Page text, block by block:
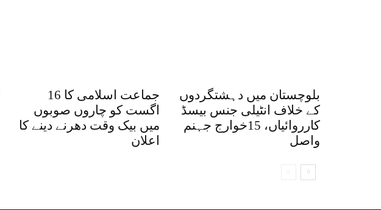
جماعت اسلامی کا 16
اگست کو چاروں صوبوں
میں بیک وقت دھرنے دینے کا
اعلان
بلوچستان میں دہشتگردوں
کے خلاف انٹیلی جنس بیسڈ
کارروائیاں، 15خوارج جہنم
واصل